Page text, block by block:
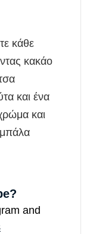
κάθε
κακάο
και ένα
και
μπάλα
and